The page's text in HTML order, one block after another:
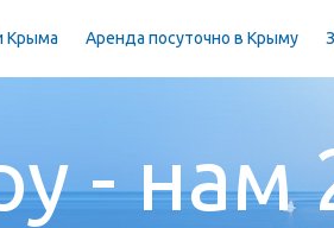
Крыма Аренда посуточно в Крыму
- нам